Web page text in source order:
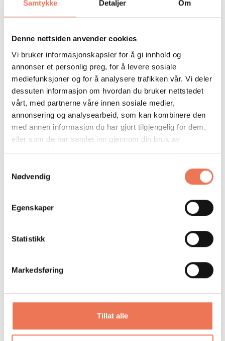
Samtykke Detaljer Om
Denne nettsiden anvender cookies
Vi bruker informasjonskapsler for å gi innhold og
annonser et personlig preg, for å levere sosiale
mediefunksjoner og for å analysere trafikken vår. Vi deler
dessuten informasjon om hvordan du bruker nettstedet
vårt, med partnerne våre innen sosiale medier,
annonsering og analysearbeid, som kan kombinere den
med annen informasjon du har gjort tilgjengelig for dem,
eller som de har samlet inn gjennom din bruk av
tjenestene deres.
Nødvendig
Egenskaper
Statistikk
Markedsføring
Tillat alle
Denne nettstiden er beskyttet av reCaptcha, se Googles
Personvern
Vilkår
TRYKKSAKER SOM GIR MENING